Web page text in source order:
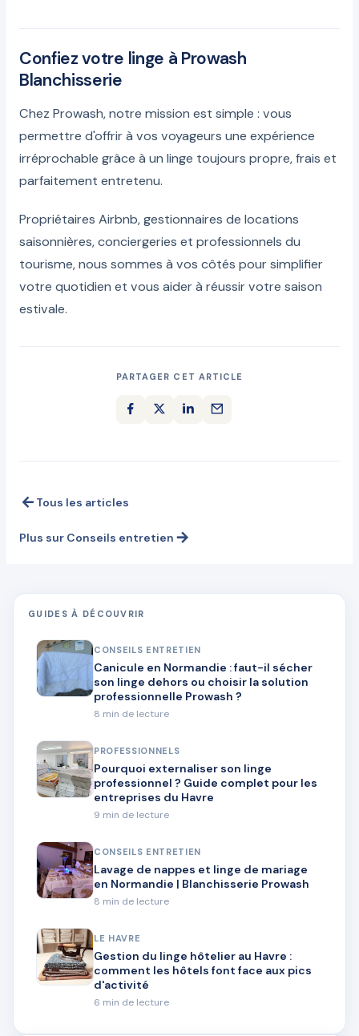
Confiez votre linge à Prowash
Blanchisserie
Chez Prowash, notre mission est simple : vous
permettre d'offrir à vos voyageurs une expérience
irréprochable grâce à un linge toujours propre, frais et
parfaitement entretenu.
Propriétaires Airbnb, gestionnaires de locations
saisonnières, conciergeries et professionnels du
tourisme, nous sommes à vos côtés pour simplifier
votre quotidien et vous aider à réussir votre saison
estivale.
PARTAGER CET ARTICLE
Tous les articles
Plus sur Conseils entretien
GUIDES À DÉCOUVRIR
CONSEILS ENTRETIEN
Canicule en Normandie : faut-il sécher
son linge dehors ou choisir la solution
professionnelle Prowash ?
8 min de lecture
PROFESSIONNELS
Pourquoi externaliser son linge
professionnel ? Guide complet pour les
entreprises du Havre
9 min de lecture
CONSEILS ENTRETIEN
Lavage de nappes et linge de mariage
en Normandie | Blanchisserie Prowash
8 min de lecture
LE HAVRE
Gestion du linge hôtelier au Havre :
comment les hôtels font face aux pics
d'activité
6 min de lecture